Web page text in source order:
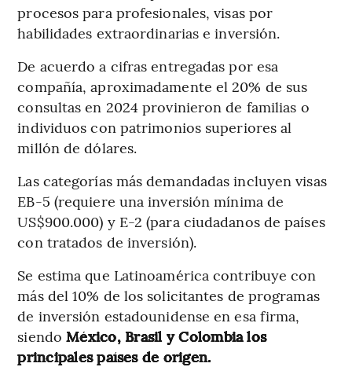
procesos para profesionales, visas por
habilidades extraordinarias e inversión.
De acuerdo a cifras entregadas por esa
compañía, aproximadamente el 20% de sus
consultas en 2024 provinieron de familias o
individuos con patrimonios superiores al
millón de dólares.
Las categorías más demandadas incluyen visas
EB-5 (requiere una inversión mínima de
US$900.000) y E-2 (para ciudadanos de países
con tratados de inversión).
Se estima que Latinoamérica contribuye con
más del 10% de los solicitantes de programas
de inversión estadounidense en esa firma,
siendo México, Brasil y Colombia los
principales países de origen.